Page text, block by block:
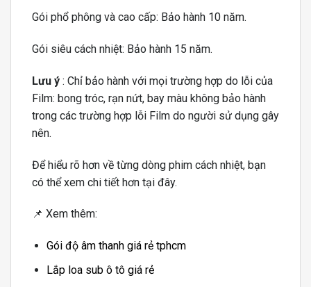
Gói phổ phông và cao cấp: Bảo hành 10 năm.
Gói siêu cách nhiệt: Bảo hành 15 năm.
Lưu ý : Chỉ bảo hành với mọi trường hợp do lỗi của
Film: bong tróc, rạn nứt, bay màu không bảo hành
trong các trường hợp lỗi Film do người sử dụng gây
nên.
Để hiểu rõ hơn về từng dòng phim cách nhiệt, bạn
có thể xem chi tiết hơn tại đây.
📌 Xem thêm:
Gói độ âm thanh giá rẻ tphcm
Lắp loa sub ô tô giá rẻ